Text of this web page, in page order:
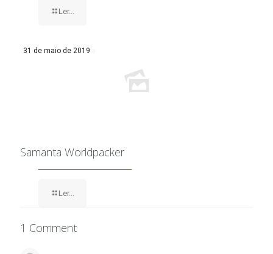
Ler...
31 de maio de 2019
Samanta Worldpacker
Ler...
1 Comment